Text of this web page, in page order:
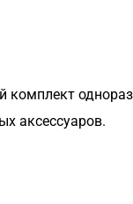
комплект
аксессуаров.